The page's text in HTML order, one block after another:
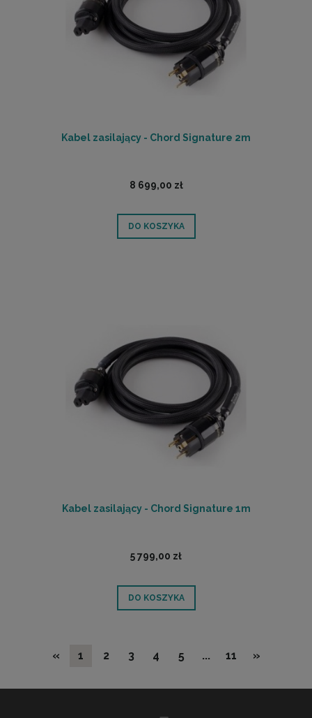
Kabel zasilający - Chord Signature 2m
8 699,00 zł
DO KOSZYKA
Kabel zasilający - Chord Signature 1m
5 799,00 zł
DO KOSZYKA
« 1 2 3 4 5 ... 11 »